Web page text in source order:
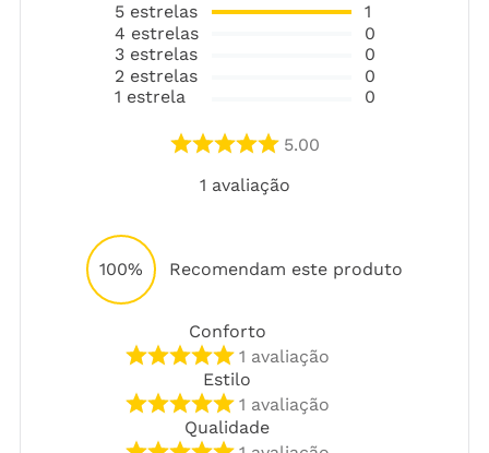
5 estrelas
4 estrelas
3 estrelas
2 estrelas
1 estrela
1
0
0
0
0
5.00
1 avaliação
100% Recomendam este produto
Conforto
1 avaliação
Estilo
1 avaliação
Qualidade